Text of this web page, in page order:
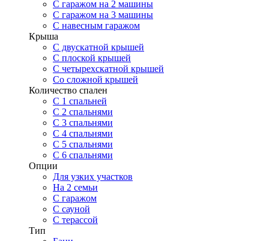
С гаражом на 2 машины
С гаражом на 3 машины
С навесным гаражом
Крыша
С двускатной крышей
С плоской крышей
С четырехскатной крышей
Со сложной крышей
Количество спален
С 1 спальней
С 2 спальнями
С 3 спальнями
С 4 спальнями
С 5 спальнями
С 6 спальнями
Опции
Для узких участков
На 2 семьи
С гаражом
С сауной
С терассой
Тип